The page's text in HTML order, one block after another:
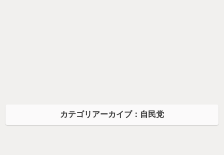
カテゴリアーカイブ：自民党